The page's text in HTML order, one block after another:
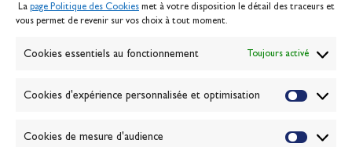
La page Politique des Cookies met à votre disposition le détail des traceurs et
vous permet de revenir sur vos choix à tout moment.
Cookies essentiels au fonctionnement Toujours activé
Cookies d'expérience personnalisée et optimisation
Cookies de mesure d'audience
Politique des cookies
Banque de la voile
Passion Voile TV